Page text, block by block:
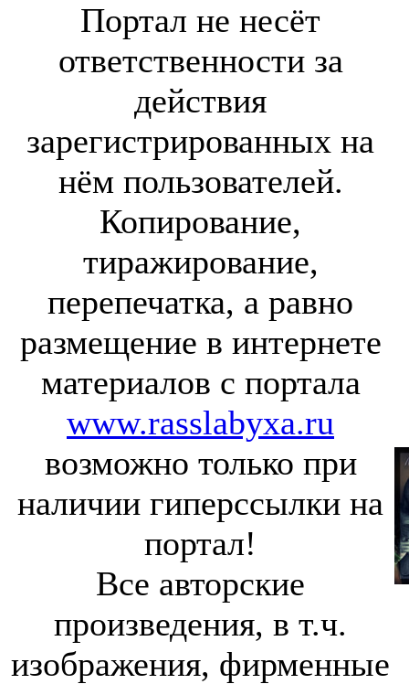
Портал не несёт
ответственности за
действия
зарегистрированных на
нём пользователей.
Копирование,
тиражирование,
перепечатка, а равно
размещение в интернете
материалов с портала
www.rasslabyxa.ru
возможно только при
наличии гиперссылки на
портал!
Все авторские
произведения, в т.ч.
изображения, фирменные